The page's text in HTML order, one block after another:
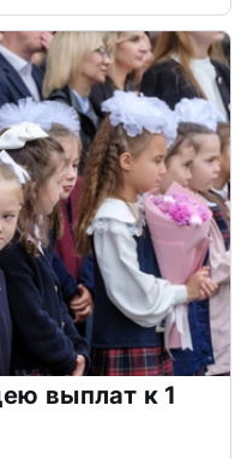
выплат к 1